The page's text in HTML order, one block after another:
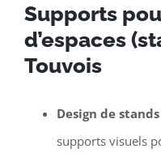
Supports
d’espaces
Touvois
Design de
supports visuels